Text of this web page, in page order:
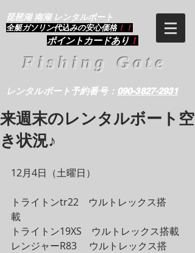
琵琶湖 南湖 レンタルボート
​全艇ガソリン代込みの安心価格 ！！
ポイントカードあり ！
Fishing Gate
レンタルボート予約番号： 090-3827-2931
来週末のレンタルボート空
き状況♪
12月4日（土曜日）
トライトンtr22　ウルトレックス搭
載
トライトン19XS　ウルトレックス搭載
レンジャーR83 　ウルトレックス搭